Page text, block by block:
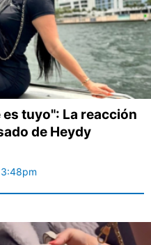
tuyo": La reacción
de Heydy